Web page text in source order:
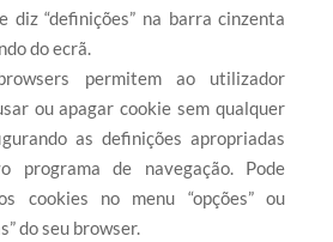
diz “definições” na barra cinzenta
do ecrã.
permitem ao utilizador
ou apagar cookie sem qualquer
as definições apropriadas
programa de navegação. Pode
cookies no menu “opções” ou
do seu browser.